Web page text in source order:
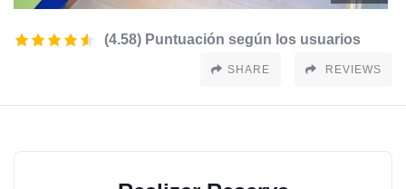
(4.58) Puntuación según los usuarios
SHARE REVIEWS